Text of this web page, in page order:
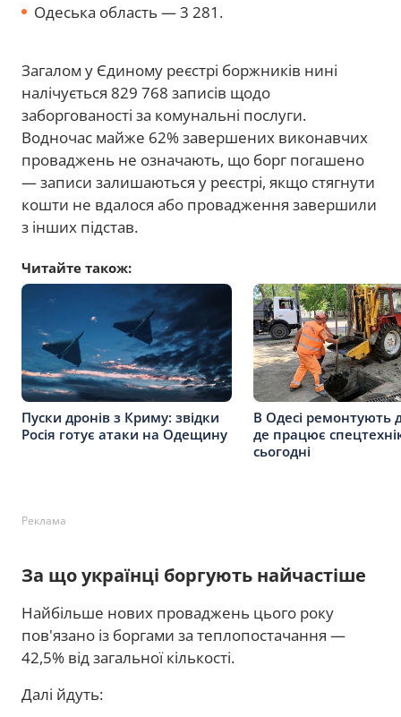
Одеська область — 3 281.
Загалом у Єдиному реєстрі боржників нині
налічується 829 768 записів щодо
заборгованості за комунальні послуги.
Водночас майже 62% завершених виконавчих
проваджень не означають, що борг погашено
— записи залишаються у реєстрі, якщо стягнути
кошти не вдалося або провадження завершили
з інших підстав.
Читайте також:
Пуски дронів з Криму: звідки
Росія готує атаки на Одещину
В Одесі ремонтують
де працює
сьогодні
Реклама
За що українці боргують найчастіше
Найбільше нових проваджень цього року
пов'язано із боргами за теплопостачання —
42,5% від загальної кількості.
Далі йдуть: